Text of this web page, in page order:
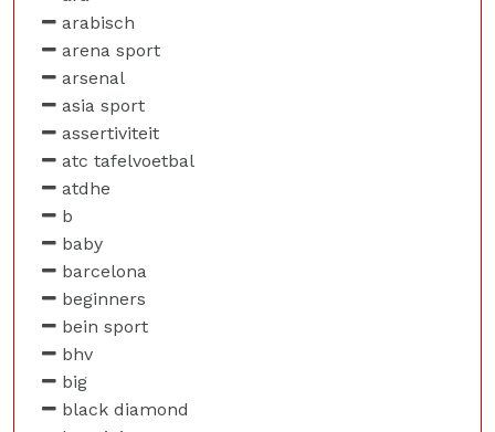
arabisch
arena sport
arsenal
asia sport
assertiviteit
atc tafelvoetbal
atdhe
b
baby
barcelona
beginners
bein sport
bhv
big
black diamond